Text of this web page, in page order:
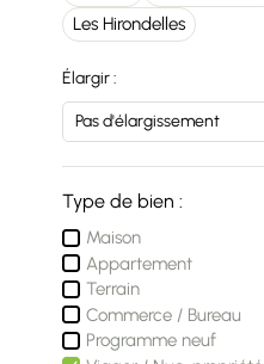
Les Hirondelles
Élargir :
Type de bien :
Maison
Appartement
Terrain
Commerce / Bureau
Programme neuf